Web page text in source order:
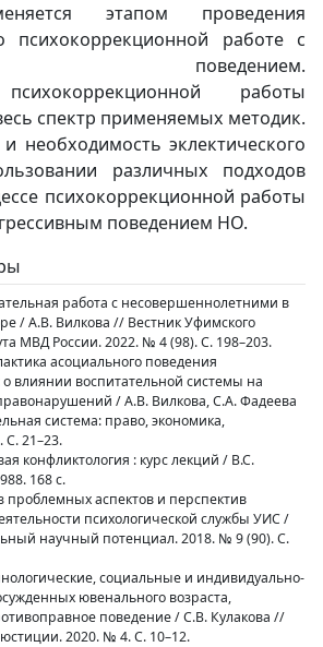
этапом проведения
психокоррекционной работе с
работы
спектр применяемых методик.
необходимость эклектического
различных подходов
психокоррекционной работы
поведением НО.
работа с несовершеннолетними в
/ А.В. Вилкова // Вестник Уфимского
МВД России. 2022. № 4 (98). С. 198–203.
асоциального поведения
влиянии воспитательной системы на
/ А.В. Вилкова, С.А. Фадеева
система: право, экономика,
21–23.
конфликтология : курс лекций / В.С.
168 с.
проблемных аспектов и перспектив
психологической службы УИС /
научный потенциал. 2018. № 9 (90). С.
социальные и индивидуально-
ювенального возраста,
поведение / С.В. Кулакова //
2020. № 4. С. 10–12.